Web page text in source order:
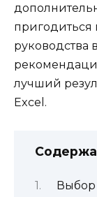
пригодиться
руководства
лучший
Excel.
Выбор